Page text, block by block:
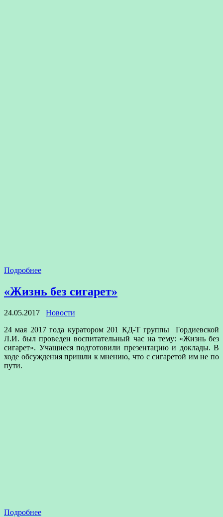
Подробнее
«Жизнь без сигарет»
24.05.2017
Новости
24 мая 2017 года куратором 201 КД-Т группы Гордиевской
Л.И. был проведен воспитательный час на тему: «Жизнь без
сигарет». Учащиеся подготовили презентацию и доклады. В
ходе обсуждения пришли к мнению, что с сигаретой им не по
пути.
Подробнее